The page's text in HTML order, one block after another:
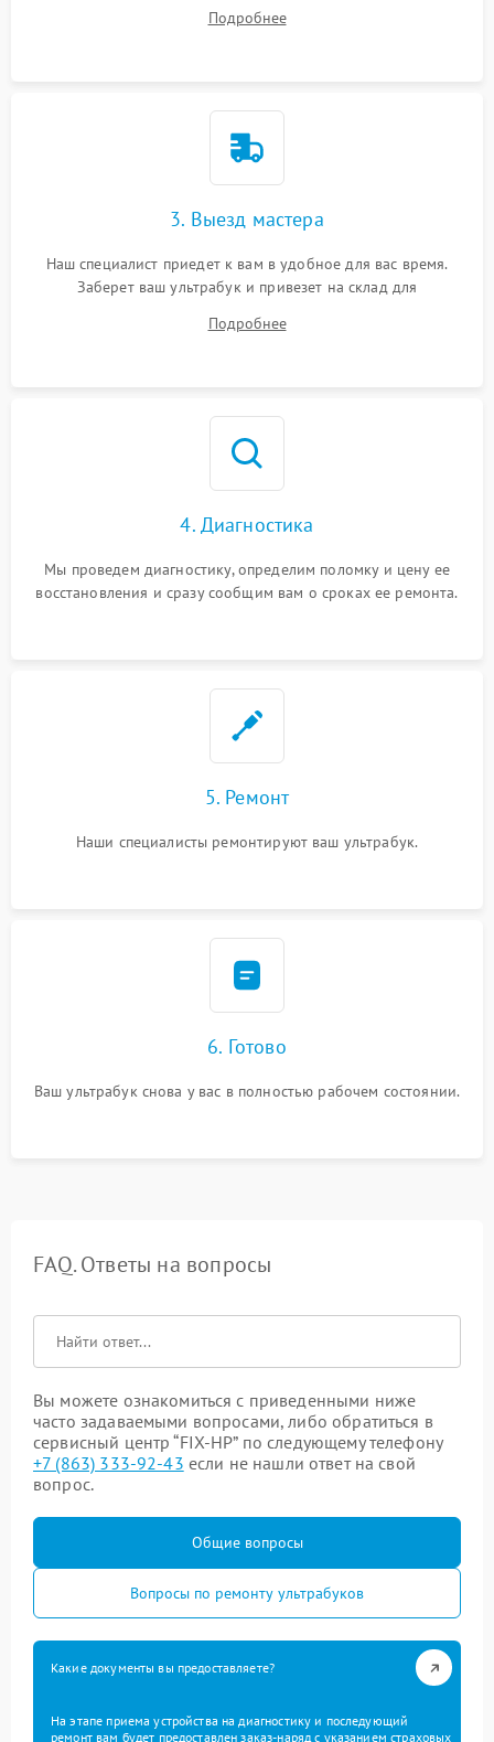
Подробнее
3. Выезд мастера
Наш специалист приедет к вам в удобное для вас время.
Заберет ваш ультрабук и привезет на склад для
Подробнее
4. Диагностика
Мы проведем диагностику, определим поломку и цену ее
восстановления и сразу сообщим вам о сроках ее ремонта.
5. Ремонт
Наши специалисты ремонтируют ваш ультрабук.
6. Готово
Ваш ультрабук снова у вас в полностью рабочем состоянии.
FAQ. Ответы на вопросы
Вы можете ознакомиться с приведенными ниже
часто задаваемыми вопросами, либо обратиться в
сервисный центр “FIX-HP” по следующему телефону
+7 (863) 333-92-43 если не нашли ответ на свой
вопрос.
Общие вопросы
Вопросы по ремонту ультрабуков
Какие документы вы предоставляете?
На этапе приема устройства на диагностику и последующий
ремонт вам будет предоставлен заказ-наряд с указанием страховых